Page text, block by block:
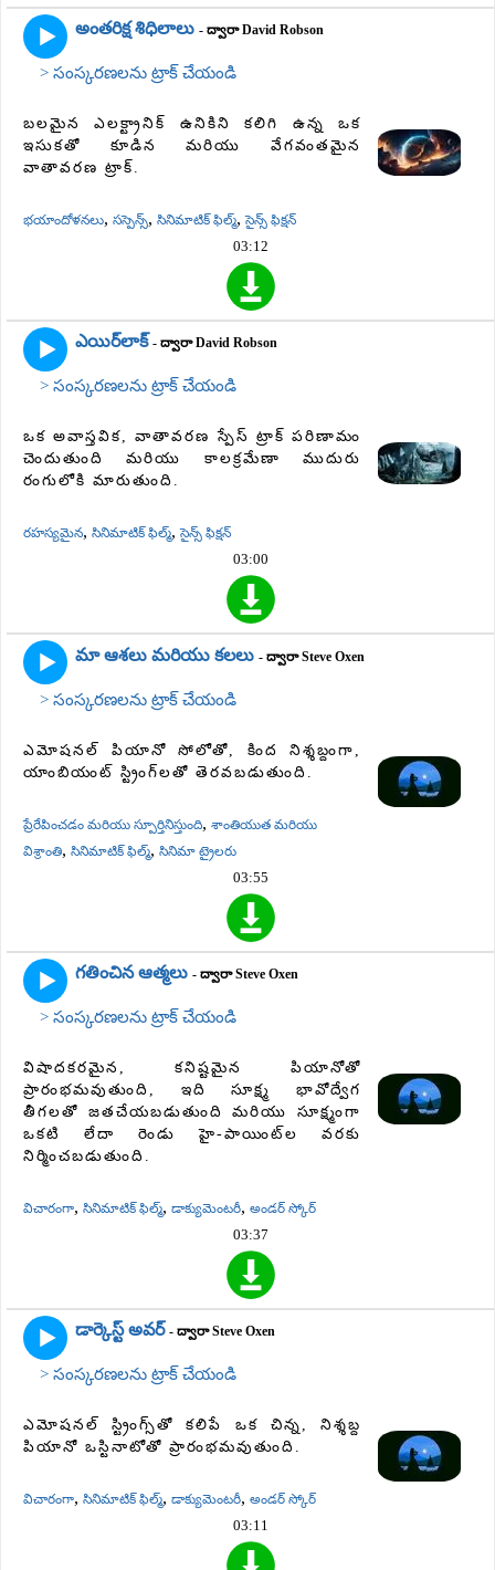
అంతరిక్ష శిధిలాలు - ద్వారా David Robson
> సంస్కరణలను ట్రాక్ చేయండి
బలమైన ఎలక్ట్రానిక్ ఉనికిని కలిగి ఉన్న ఒక
ఇసుకతో కూడిన మరియు వేగవంతమైన
వాతావరణ ట్రాక్.
భయాందోళనలు, సస్పెన్స్, సినిమాటిక్ ఫిల్మ్,సైన్స్ ఫిక్షన్
03:12
ఎయిర్‌లాక్ - ద్వారా David Robson
> సంస్కరణలను ట్రాక్ చేయండి
ఒక అవాస్తవిక, వాతావరణ స్పేస్ ట్రాక్ పరిణామం
చెందుతుంది మరియు కాలక్రమేణా ముదురు
రంగులోకి మారుతుంది.
రహస్యమైన, సినిమాటిక్ ఫిల్మ్,సైన్స్ ఫిక్షన్
03:00
మా ఆశలు మరియు కలలు - ద్వారా Steve Oxen
> సంస్కరణలను ట్రాక్ చేయండి
ఎమోషనల్ పియానో ​​సోలోతో, కింద నిశ్శబ్దంగా,
యాంబియంట్ స్ట్రింగ్‌లతో తెరవబడుతుంది.
ప్రేరేపించడం మరియు స్పూర్తినిస్తుంది, శాంతియుత మరియు
విశ్రాంతి, సినిమాటిక్ ఫిల్మ్, సినిమా ట్రైలరు
03:55
గతించిన ఆత్మలు - ద్వారా Steve Oxen
> సంస్కరణలను ట్రాక్ చేయండి
విషాదకరమైన, కనిష్టమైన పియానోతో
ప్రారంభమవుతుంది, ఇది సూక్ష్మ భావోద్వేగ
తీగలతో జతచేయబడుతుంది మరియు సూక్ష్మంగా
ఒకటి లేదా రెండు హై-పాయింట్‌ల వరకు
నిర్మించబడుతుంది.
విచారంగా, సినిమాటిక్ ఫిల్మ్, డాక్యుమెంటరీ, అండర్ స్కోర్
03:37
డార్కెస్ట్ అవర్ - ద్వారా Steve Oxen
> సంస్కరణలను ట్రాక్ చేయండి
ఎమోషనల్ స్ట్రింగ్స్‌తో కలిపే ఒక చిన్న, నిశ్శబ్ద
పియానో ​​ఒస్టినాటోతో ప్రారంభమవుతుంది.
విచారంగా, సినిమాటిక్ ఫిల్మ్, డాక్యుమెంటరీ, అండర్ స్కోర్
03:11